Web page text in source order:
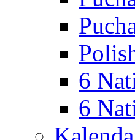
6
6